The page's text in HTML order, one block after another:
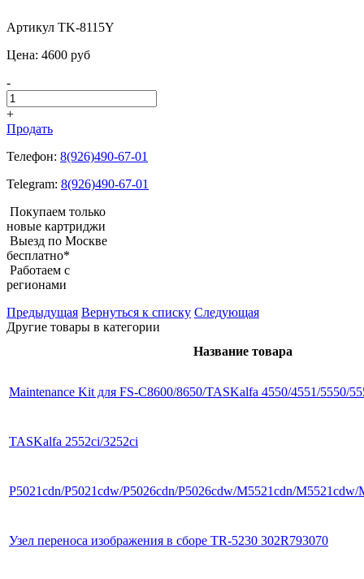
Артикул TK-8115Y
Цена: 4600 pуб
-
+
Продать
Телефон: 8(926)490-67-01
Telegram: 8(926)490-67-01
Покупаем только
новые картриджи
Выезд по Москве
бесплатно*
Работаем с
регионами
Предыдущая Вернуться к списку Следующая
Другие товары в категории
Название товара
Maintenance Kit для FS-C8600/8650/TASKalfa 4550/4551/5550/
TASKalfa 2552ci/3252ci
P5021cdn/P5021cdw/P5026cdn/P5026cdw/M5521cdn/
Узел переноса изображения в сборе TR-5230 302R793070